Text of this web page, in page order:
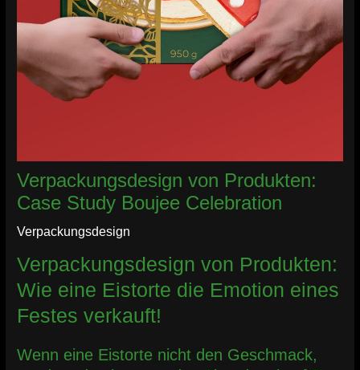
Verpackungsdesign von Produkten:
Case Study Boujee Celebration
Verpackungsdesign
Verpackungsdesign von Produkten:
Wie eine Eistorte die Emotion eines
Festes verkauft!
Wenn eine Eistorte nicht den Geschmack,